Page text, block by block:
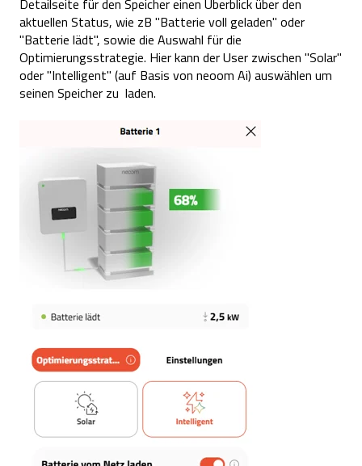
Detailseite für den Speicher einen Überblick über den
aktuellen Status, wie zB "Batterie voll geladen" oder
"Batterie lädt", sowie die Auswahl für die
Optimierungsstrategie. Hier kann der User zwischen "Solar"
oder "Intelligent" (auf Basis von neoom Ai) auswählen um
seinen Speicher zu laden.